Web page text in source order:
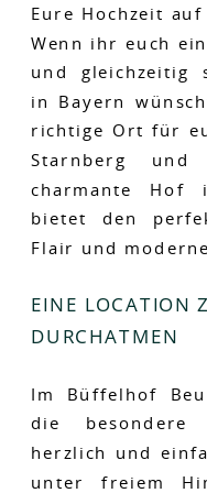
Eure Hochzeit auf
Wenn ihr euch
und gleichzeitig
in Bayern
richtige Ort für
Starnberg und
charmante Hof
bietet den
Flair und
EINE LOCATION
DURCHATMEN
Im Büffelhof
die besondere
herzlich und
unter freiem